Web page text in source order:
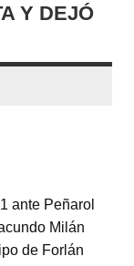
Y DEJÓ
ante Peñarol
Milán
de Forlán